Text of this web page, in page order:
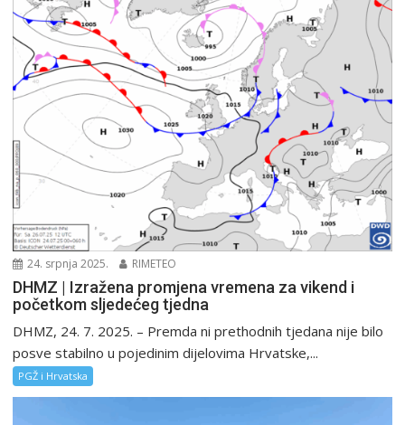
24. srpnja 2025. RIMETEO
DHMZ | Izražena promjena vremena za vikend i
početkom sljedećeg tjedna
DHMZ, 24. 7. 2025. – Premda ni prethodnih tjedana nije bilo
posve stabilno u pojedinim dijelovima Hrvatske,...
PGŽ i Hrvatska